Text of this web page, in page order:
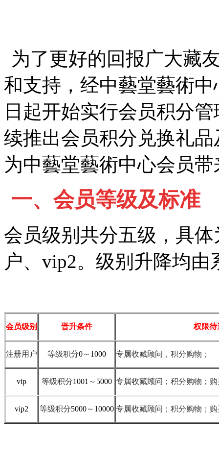
为了更好的回报广大藏
和支持，经中藝堂藝術
日起开始实行会员积分
续推出会员积分兑换礼
为中藝堂藝術中心会员
一、会员等级及标准
会员级别共分五级，具
户、 vip2。级别升降均由
会员级别 晋升条件 权限待
注册用户 等级积分0～ 1000 专属收藏顾问，积分购物；
vip 等级积分1001 ～ 5000 专属收藏顾问；积分购物；
vip2 等级积分5000～ 10000 专属收藏顾问；积分购物；